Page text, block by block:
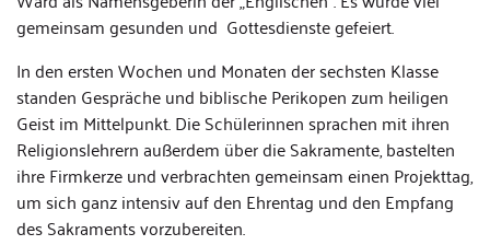
gemeinsam gesunden und Gottesdienste gefeiert.
In den ersten Wochen und Monaten der sechsten Klasse
standen Gespräche und biblische Perikopen zum heiligen
Geist im Mittelpunkt. Die Schülerinnen sprachen mit ihren
Religionslehrern außerdem über die Sakramente, bastelten
ihre Firmkerze und verbrachten gemeinsam einen Projekttag,
um sich ganz intensiv auf den Ehrentag und den Empfang
des Sakraments vorzubereiten.